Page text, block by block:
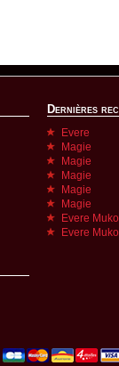
Dernières
Evere
Magie
Magie
Magie
Magie
Magie
Evere
Evere